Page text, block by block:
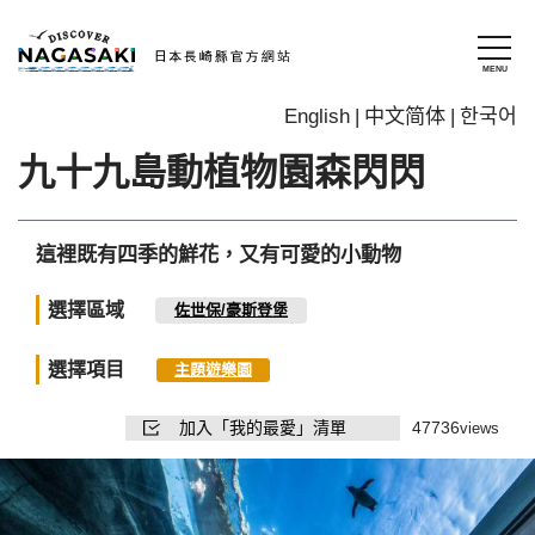
English 中文简体 한국어
九十九島動植物園森閃閃
這裡既有四季的鮮花，又有可愛的小動物
選擇區域 佐世保/豪斯登堡
選擇項目 主題遊樂園
加入「我的最愛」清單 47736views